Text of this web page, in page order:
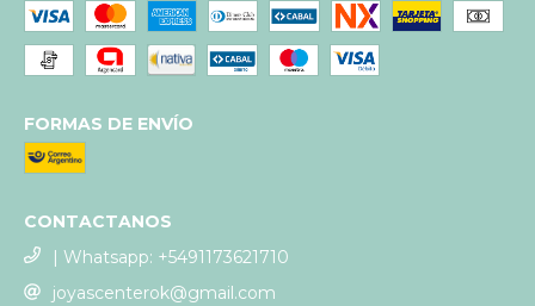
FORMAS DE ENVÍO
CONTACTANOS
| Whatsapp: +5491173621710
joyascenterok@gmail.com